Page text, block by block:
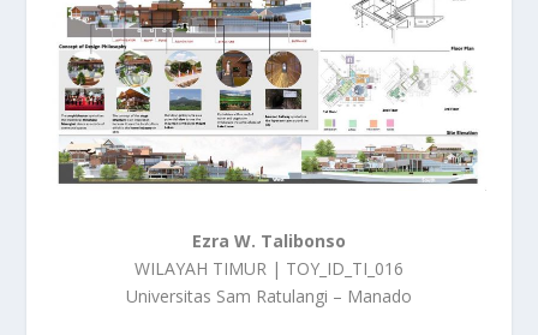
Ezra W. Talibonso
WILAYAH TIMUR | TOY_ID_TI_016
Universitas Sam Ratulangi – Manado